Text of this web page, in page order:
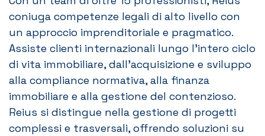
coniuga competenze legali di alto livello con
un approccio imprenditoriale e pragmatico.
Assiste clienti internazionali lungo l’intero ciclo
di vita immobiliare, dall’acquisizione e sviluppo
alla compliance normativa, alla finanza
immobiliare e alla gestione del contenzioso.
Reius si distingue nella gestione di progetti
complessi e trasversali, offrendo soluzioni su